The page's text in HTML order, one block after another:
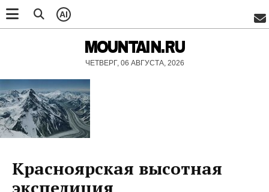
AI
MOUNTAIN.RU
ЧЕТВЕРГ, 06 АВГУСТА, 2026
Красноярская высотная
экспедиция